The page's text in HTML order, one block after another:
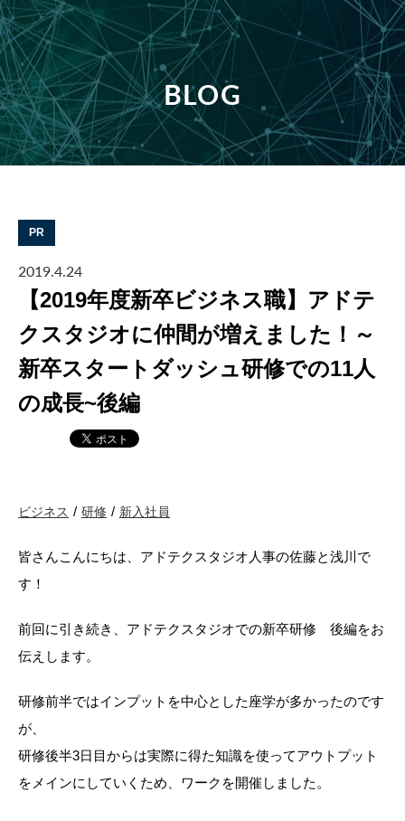
BLOG
PR
2019.4.24
【2019年度新卒ビジネス職】アドテ
クスタジオに仲間が増えました！～
新卒スタートダッシュ研修での11人
の成長~後編
ビジネス 研修 新入社員
皆さんこんにちは、アドテクスタジオ人事の佐藤と浅川で
す！
前回に引き続き、アドテクスタジオでの新卒研修 後編をお
伝えします。
研修前半ではインプットを中心とした座学が多かったのです
が、
研修後半3日目からは実際に得た知識を使ってアウトプット
をメインにしていくため、ワークを開催しました。